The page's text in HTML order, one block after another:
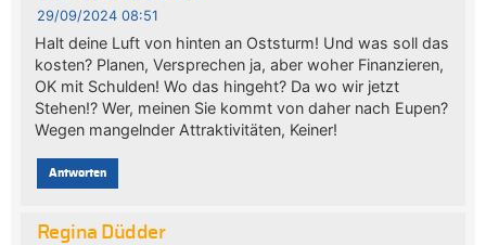
29/09/2024 08:51
Halt deine Luft von hinten an Oststurm! Und was soll das
kosten? Planen, Versprechen ja, aber woher Finanzieren,
OK mit Schulden! Wo das hingeht? Da wo wir jetzt
Stehen!? Wer, meinen Sie kommt von daher nach Eupen?
Wegen mangelnder Attraktivitäten, Keiner!
Antworten
Regina Düdder